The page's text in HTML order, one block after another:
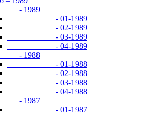
1989
- 01-1989
- 02-1989
- 03-1989
- 04-1989
1988
- 01-1988
- 02-1988
- 03-1988
- 04-1988
1987
- 01-1987